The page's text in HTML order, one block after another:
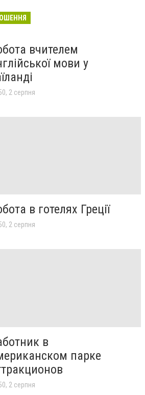
вчителем
мови у
2 серпня
в готелях Греції
2 серпня
в
парке
2 серпня